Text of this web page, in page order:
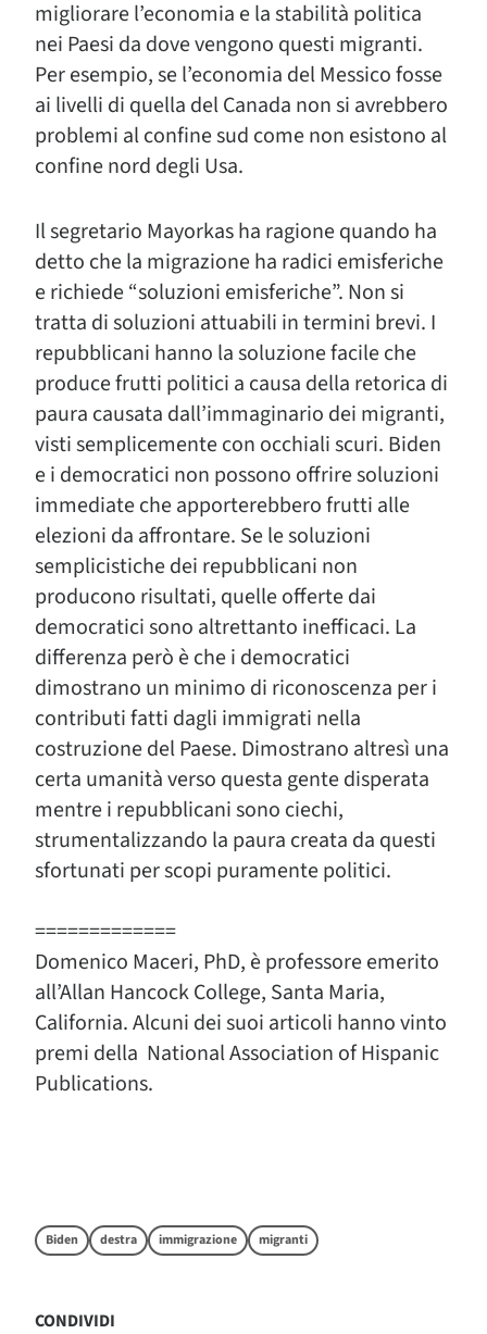
migliorare l’economia e la stabilità politica
nei Paesi da dove vengono questi migranti.
Per esempio, se l’economia del Messico fosse
ai livelli di quella del Canada non si avrebbero
problemi al confine sud come non esistono al
confine nord degli Usa.
Il segretario Mayorkas ha ragione quando ha
detto che la migrazione ha radici emisferiche
e richiede “soluzioni emisferiche”. Non si
tratta di soluzioni attuabili in termini brevi. I
repubblicani hanno la soluzione facile che
produce frutti politici a causa della retorica di
paura causata dall’immaginario dei migranti,
visti semplicemente con occhiali scuri. Biden
e i democratici non possono offrire soluzioni
immediate che apporterebbero frutti alle
elezioni da affrontare. Se le soluzioni
semplicistiche dei repubblicani non
producono risultati, quelle offerte dai
democratici sono altrettanto inefficaci. La
differenza però è che i democratici
dimostrano un minimo di riconoscenza per i
contributi fatti dagli immigrati nella
costruzione del Paese. Dimostrano altresì una
certa umanità verso questa gente disperata
mentre i repubblicani sono ciechi,
strumentalizzando la paura creata da questi
sfortunati per scopi puramente politici.
=============
Domenico Maceri, PhD, è professore emerito
all’Allan Hancock College, Santa Maria,
California. Alcuni dei suoi articoli hanno vinto
premi della National Association of Hispanic
Publications.
Biden destra immigrazione migranti
CONDIVIDI